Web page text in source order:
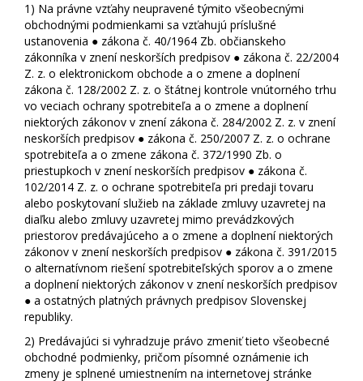
1) Na právne vzťahy neupravené týmito všeobecnými
obchodnými podmienkami sa vzťahujú príslušné
ustanovenia ● zákona č. 40/1964 Zb. občianskeho
zákonníka v znení neskorších predpisov ● zákona č. 22/2004
Z. z. o elektronickom obchode a o zmene a doplnení
zákona č. 128/2002 Z. z. o štátnej kontrole vnútorného trhu
vo veciach ochrany spotrebiteľa a o zmene a doplnení
niektorých zákonov v znení zákona č. 284/2002 Z. z. v znení
neskorších predpisov ● zákona č. 250/2007 Z. z. o ochrane
spotrebiteľa a o zmene zákona č. 372/1990 Zb. o
priestupkoch v znení neskorších predpisov ● zákona č.
102/2014 Z. z. o ochrane spotrebiteľa pri predaji tovaru
alebo poskytovaní služieb na základe zmluvy uzavretej na
diaľku alebo zmluvy uzavretej mimo prevádzkových
priestorov predávajúceho a o zmene a doplnení niektorých
zákonov v znení neskorších predpisov ● zákona č. 391/2015
o alternatívnom riešení spotrebiteľských sporov a o zmene
a doplnení niektorých zákonov v znení neskorších predpisov
● a ostatných platných právnych predpisov Slovenskej
republiky.
2) Predávajúci si vyhradzuje právo zmeniť tieto všeobecné
obchodné podmienky, pričom písomné oznámenie ich
zmeny je splnené umiestnením na internetovej stránke